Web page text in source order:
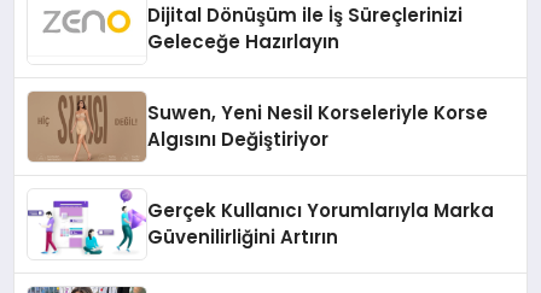
Dijital Dönüşüm ile İş Süreçlerinizi
Geleceğe Hazırlayın
Suwen, Yeni Nesil Korseleriyle Korse
Algısını Değiştiriyor
Gerçek Kullanıcı Yorumlarıyla Marka
Güvenilirliğini Artırın